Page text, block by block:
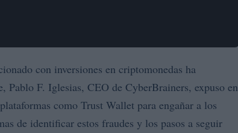
con inversiones en criptomonedas ha
Pablo F. Iglesias, CEO de CyberBrainers, expuso en
como Trust Wallet para engañar a los
de identificar estos fraudes y los pasos a seguir